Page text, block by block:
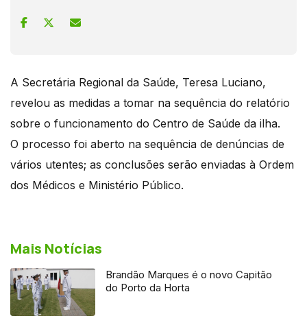
A Secretária Regional da Saúde, Teresa Luciano,
revelou as medidas a tomar na sequência do relatório
sobre o funcionamento do Centro de Saúde da ilha.
O processo foi aberto na sequência de denúncias de
vários utentes; as conclusões serão enviadas à Ordem
dos Médicos e Ministério Público.
Mais Notícias
Brandão Marques é o novo Capitão
do Porto da Horta